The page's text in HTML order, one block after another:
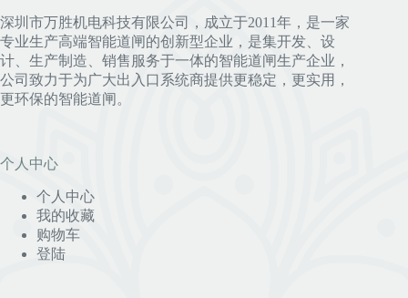
深圳市万胜机电科技有限公司，成立于2011年，是一家
专业生产高端智能道闸的创新型企业，是集开发、设
计、生产制造、销售服务于一体的智能道闸生产企业，
公司致力于为广大出入口系统商提供更稳定，更实用，
更环保的智能道闸。
个人中心
个人中心
我的收藏
购物车
登陆